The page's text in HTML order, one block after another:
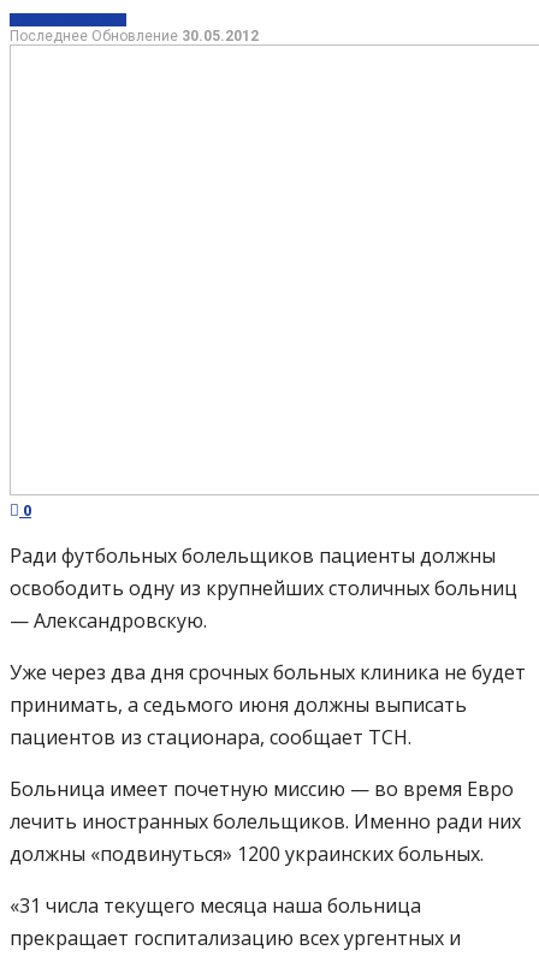
Последнее Обновление 30.05.2012
0
Ради футбольных болельщиков пациенты должны
освободить одну из крупнейших столичных больниц
— Александровскую.
Уже через два дня срочных больных клиника не будет
принимать, а седьмого июня должны выписать
пациентов из стационара, сообщает ТСН.
Больница имеет почетную миссию — во время Евро
лечить иностранных болельщиков. Именно ради них
должны «подвинуться» 1200 украинских больных.
«31 числа текущего месяца наша больница
прекращает госпитализацию всех ургентных и